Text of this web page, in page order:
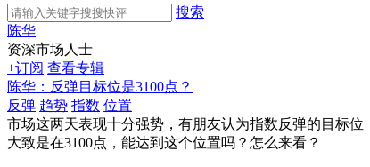
搜索
陈华
资深市场人士
+订阅 查看专辑
陈华：反弹目标位是3100点？
反弹 趋势 指数 位置
市场这两天表现十分强势，有朋友认为指数反弹的目标位
大致是在3100点，能达到这个位置吗？怎么来看？